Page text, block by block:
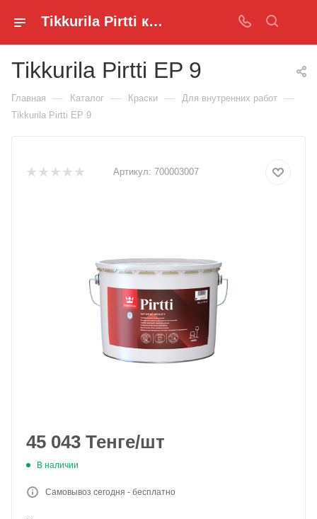
Tikkurila Pirtti купить в optimus - OPTIMUS KZ
Tikkurila Pirtti EP 9
Главная — Каталог — Краски — Для внутренних работ —
Tikkurila Pirtti EP 9
Артикул: 700003007
45 043 Тенге/шт
В наличии
Самовывоз сегодня - бесплатно